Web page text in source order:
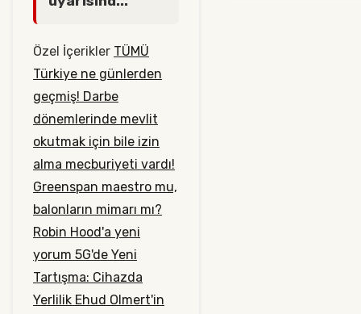
Özel İçerikler TÜMÜ
Türkiye ne günlerden
geçmiş! Darbe
dönemlerinde mevlit
okutmak için bile izin
alma mecburiyeti vardı!
Greenspan maestro mu,
balonların mimarı mı?
Robin Hood'a yeni
yorum 5G'de Yeni
Tartışma: Cihazda
Yerlilik Ehud Olmert'in